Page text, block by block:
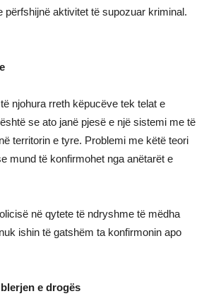
përfshijnë aktivitet të supozuar kriminal.
njohura rreth këpucëve tek telat e
se ato janë pjesë e një sistemi me të
territorin e tyre. Problemi me këtë teori
mund të konfirmohet nga anëtarët e
në qytete të ndryshme të mëdha
ishin të gatshëm ta konfirmonin apo
e drogës